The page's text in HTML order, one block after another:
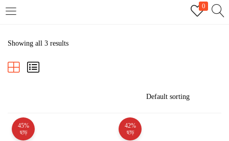
0
REGISTER
Showing all 3 results
45%
ছাড়
42%
ছাড়